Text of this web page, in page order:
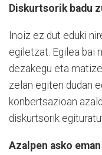
Diskurtsorik badu
Inoiz ez dut eduki
egiletzat. Egilea bai
dezakegu eta
zelan egiten dudan
konbertsazioan
diskurtsorik
Azalpen asko